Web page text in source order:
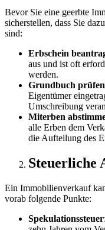
Bevor Sie eine geerbte
sicherstellen, dass Sie
sind:
Erbschein
aus und ist oft
werden.
Grundbuch prüfen
Eigentümer
Umschreibung
Miterben
alle Erben dem
die Aufteilung des
Steuerliche
Ein Immobilienverkauf
vorab folgende Punkte:
Spekulationssteuer